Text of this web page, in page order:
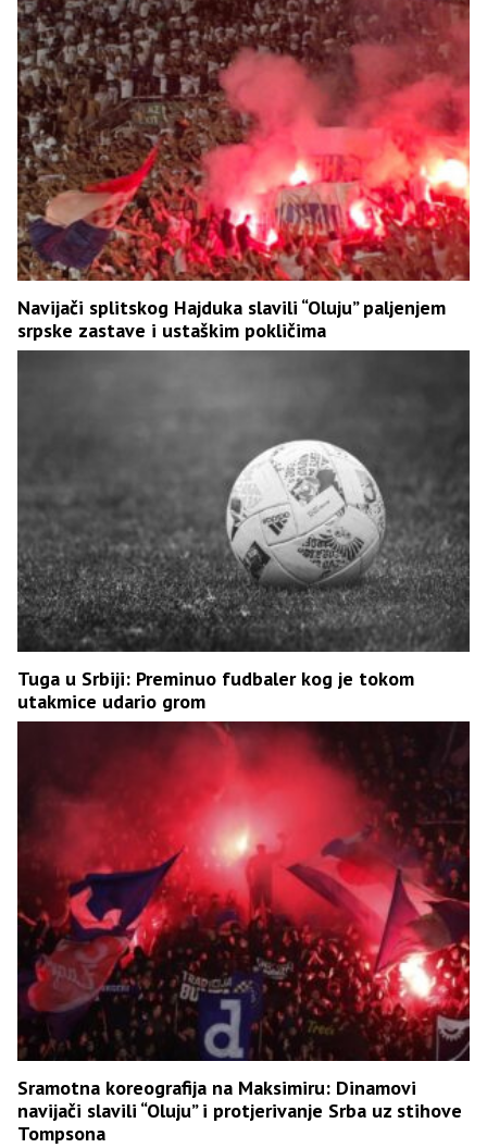
Navijači splitskog Hajduka slavili “Oluju” paljenjem
srpske zastave i ustaškim pokličima
Tuga u Srbiji: Preminuo fudbaler kog je tokom
utakmice udario grom
Sramotna koreografija na Maksimiru: Dinamovi
navijači slavili “Oluju” i protjerivanje Srba uz stihove
Tompsona